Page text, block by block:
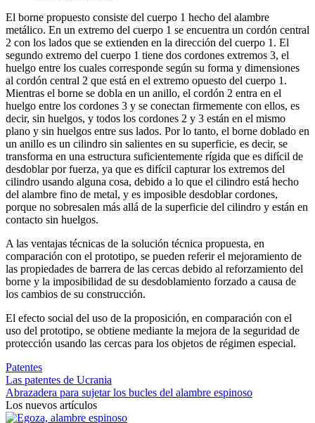
El borne propuesto consiste del cuerpo 1 hecho del alambre
metálico. En un extremo del cuerpo 1 se encuentra un cordón central
2 con los lados que se extienden en la dirección del cuerpo 1. El
segundo extremo del cuerpo 1 tiene dos cordones extremos 3, el
huelgo entre los cuales corresponde según su forma y dimensiones
al cordón central 2 que está en el extremo opuesto del cuerpo 1.
Mientras el borne se dobla en un anillo, el cordón 2 entra en el
huelgo entre los cordones 3 y se conectan firmemente con ellos, es
decir, sin huelgos, y todos los cordones 2 y 3 están en el mismo
plano y sin huelgos entre sus lados. Por lo tanto, el borne doblado en
un anillo es un cilindro sin salientes en su superficie, es decir, se
transforma en una estructura suficientemente rígida que es difícil de
desdoblar por fuerza, ya que es difícil capturar los extremos del
cilindro usando alguna cosa, debido a lo que el cilindro está hecho
del alambre fino de metal, y es imposible desdoblar cordones,
porque no sobresalen más allá de la superficie del cilindro y están en
contacto sin huelgos.
A las ventajas técnicas de la solución técnica propuesta, en
comparación con el prototipo, se pueden referir el mejoramiento de
las propiedades de barrera de las cercas debido al reforzamiento del
borne y la imposibilidad de su desdoblamiento forzado a causa de
los cambios de su construcción.
El efecto social del uso de la proposición, en comparación con el
uso del prototipo, se obtiene mediante la mejora de la seguridad de
protección usando las cercas para los objetos de régimen especial.
Patentes
Las patentes de Ucrania
Abrazadera para sujetar los bucles del alambre espinoso
Los nuevos artículos